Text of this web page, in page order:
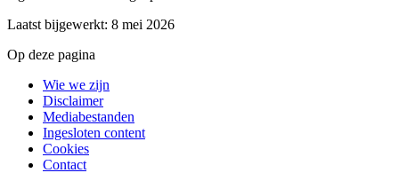
Laatst bijgewerkt: 8 mei 2026
Op deze pagina
Wie we zijn
Disclaimer
Mediabestanden
Ingesloten content
Cookies
Contact